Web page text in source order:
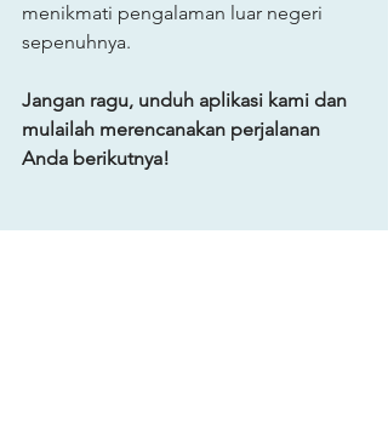
menikmati pengalaman luar negeri
sepenuhnya.
Jangan ragu, unduh aplikasi kami dan
mulailah merencanakan perjalanan
Anda berikutnya!